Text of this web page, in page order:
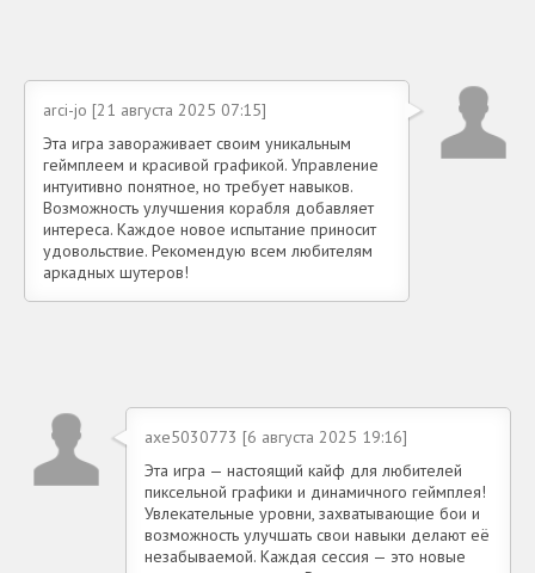
arci-jo [21 августа 2025 07:15]
Эта игра завораживает своим уникальным
геймплеем и красивой графикой. Управление
интуитивно понятное, но требует навыков.
Возможность улучшения корабля добавляет
интереса. Каждое новое испытание приносит
удовольствие. Рекомендую всем любителям
аркадных шутеров!
axe5030773 [6 августа 2025 19:16]
Эта игра — настоящий кайф для любителей
пиксельной графики и динамичного геймплея!
Увлекательные уровни, захватывающие бои и
возможность улучшать свои навыки делают её
незабываемой. Каждая сессия — это новые